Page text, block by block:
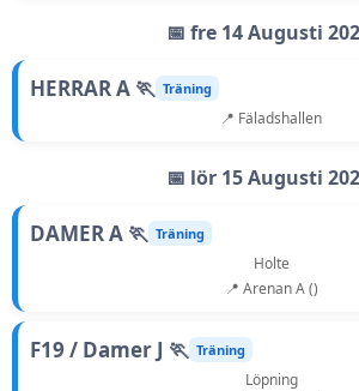
📅 fre 14 Augusti
HERRAR A 🏃 Träning
📍 Fäladshallen
📅 lör 15 Augusti
DAMER A 🏃 Träning
Holte
📍 Arenan A ()
F19 / Damer J 🏃 Träning
Löpning